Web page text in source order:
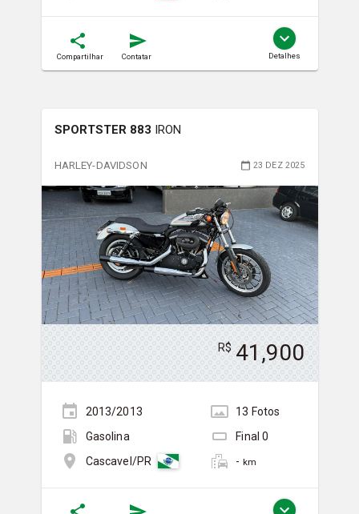
Compartilhar Contatar Detalhes
SPORTSTER 883 IRON
HARLEY-DAVIDSON 23 DEZ 2025
R$ 41,900
2013/2013 13 Fotos
Gasolina
Final0
Cascavel/PR
- km